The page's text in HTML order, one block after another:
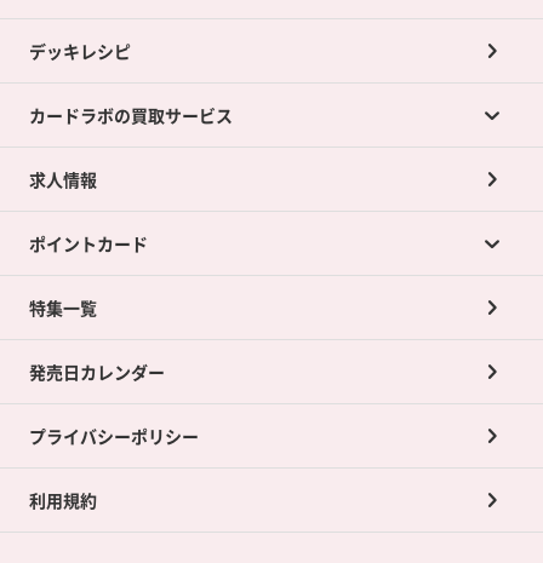
デッキレシピ
カードラボの買取サービス
カードラボの買取サービスTOP
店舗買取について
ネット買取について
買取承諾書について
求人情報
ポイントカード
ポイントカードTOP
ポイント交換景品
特集一覧
発売日カレンダー
プライバシーポリシー
利用規約